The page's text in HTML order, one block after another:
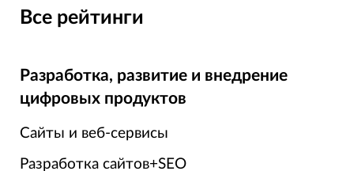
Все рейтинги
Разработка, развитие и внедрение
цифровых продуктов
Сайты и веб-сервисы
Разработка сайтов+SEO